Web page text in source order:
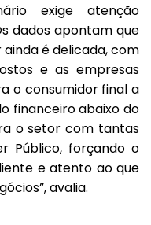
exige atenção
dados apontam que
é delicada, com
e as empresas
o consumidor final a
financeiro abaixo do
o setor com tantas
Público, forçando o
e atento ao que
avalia.